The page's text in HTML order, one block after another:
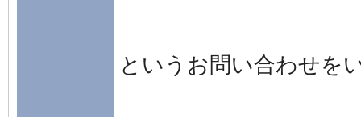
というお問い合わせを